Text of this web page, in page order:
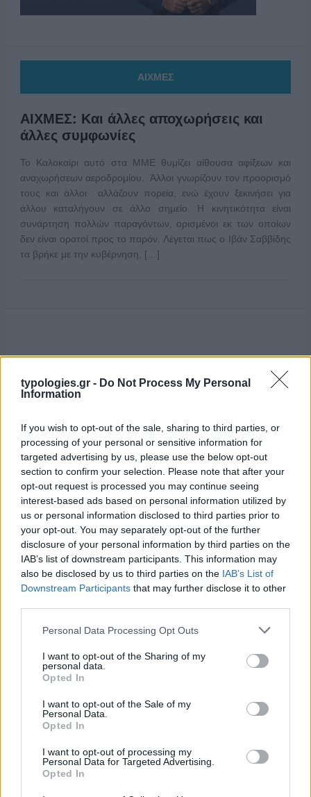
typologies.gr - Do Not Process My Personal
Information
If you wish to opt-out of the sale, sharing to third parties, or
processing of your personal or sensitive information for
targeted advertising by us, please use the below opt-out
section to confirm your selection. Please note that after your
opt-out request is processed you may continue seeing
interest-based ads based on personal information utilized by
us or personal information disclosed to third parties prior to
your opt-out. You may separately opt-out of the further
disclosure of your personal information by third parties on the
IAB’s list of downstream participants. This information may
also be disclosed by us to third parties on the IAB’s List of
Downstream Participants that may further disclose it to other
Please note that this website/app uses one or more Google
not limited to your visit or usage behaviour. You may click to
grant or deny consent to Google and its third-party tags to
use your data for below specified purposes in below Google
consent section.
Personal Data Processing Opt Outs
I want to opt-out of the Sharing of my
personal data.
Opted In
I want to opt-out of the Sale of my
Personal Data.
Opted In
I want to opt-out of processing my
Personal Data for Targeted Advertising.
Opted In
ΑΙΧΜΕΣ
ΑΙΧΜΕΣ: Και άλλες αποχωρήσεις και
άλλες συμφωνίες
Το Καλοκαίρι αυτό στα ΜΜΕ θυμίζει αίθουσα αφίξεων και
αναχωρήσεων αεροδρομίου. Άλλοι γνωρίζουν τον προορισμό
τους και άλλοι αλλάζουν πορεία, ενώ έχουν ξεκινήσει για
άλλου καταλήγουν σε άλλο σημείο. Η κινητικότητα είναι
συνάρτηση πολλών παραγόντων, ορισμένοι εκ των οποίων
δεν είναι ορατοί προς το παρόν. Λέγεται πως ο Ιβάν Σαββίδης
τα βρήκε με την κυβέρνηση, […]